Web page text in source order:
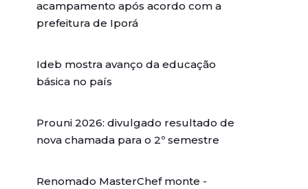
acampamento após acordo com a
prefeitura de Iporá
Ideb mostra avanço da educação
básica no país
Prouni 2026: divulgado resultado de
nova chamada para o 2º semestre
Renomado MasterChef monte -